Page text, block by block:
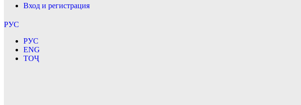
Вход и регистрация
РУС
РУС
ENG
ТОҶ